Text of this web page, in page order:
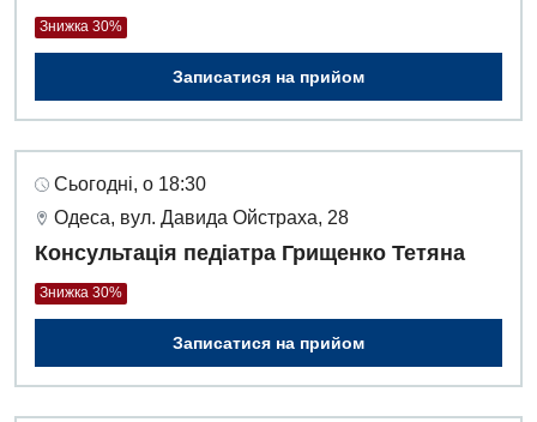
Вакцинація
Відділення інтенсивної терапії
Відділення кардіосудинної патології та неврології
Гастроентерологія
Гематологія
Гінекологічне відділення
Денний стаціонар
Швидка медична допомога
Знижка 30%
Записатися на прийом
Сьогодні, о 18:30
Одеса, вул. Давида Ойстраха, 28
Консультація педіатра Грищенко Тетяна
Знижка 30%
Записатися на прийом